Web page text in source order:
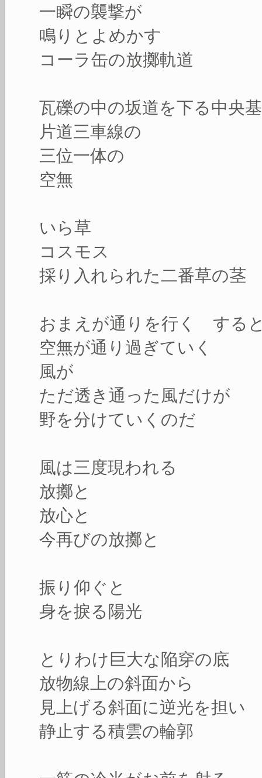
一瞬の襲撃が
鳴りとよめかす
コーラ缶の放擲軌道
瓦礫の中の坂道を下る中央
片道三車線の
三位一体の
空無
いら草
コスモス
採り入れられた二番草の茎
おまえが通りを行く する
空無が通り過ぎていく
風が
ただ透き通った風だけが
野を分けていくのだ
風は三度現われる
放擲と
放心と
今再びの放擲と
振り仰ぐと
身を捩る陽光
とりわけ巨大な陥穿の底
放物線上の斜面から
見上げる斜面に逆光を担い
静止する積雲の輪郭